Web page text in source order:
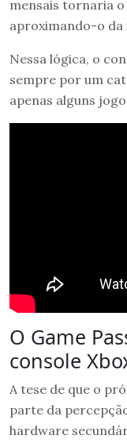
mensais tornaria
aproximando-o da
Nessa lógica, o
sempre por um
apenas alguns
O Game
console
A tese de que o
parte da
hardware